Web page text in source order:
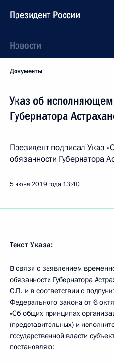
Президент России
Новости
Документы
Указ об исполняющем
Губернатора
Президент подписал Указ
обязанности Губернатора
5 июня 2019 года 13:40
Текст Указа:
В связи с заявлением
обязанности Губернатора
С.П. и в соответствии с
Федерального закона от 6
«Об общих принципах
(представительных) и
государственной власти
постановляю: